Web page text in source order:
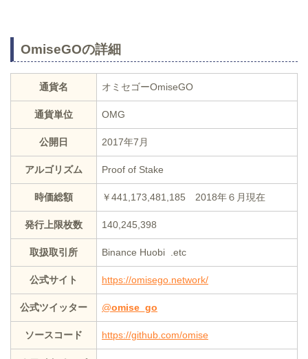
OmiseGOの詳細
通貨名 オミセゴーOmiseGO
通貨単位 OMG
公開日 2017年7月
アルゴリズム Proof of Stake
時価総額 ￥441,173,481,185 2018年６月現在
発行上限枚数 140,245,398
取扱取引所 Binance Huobi .etc
公式サイト https://omisego.network/
公式ツイッター @omise_go
ソースコード https://github.com/omise